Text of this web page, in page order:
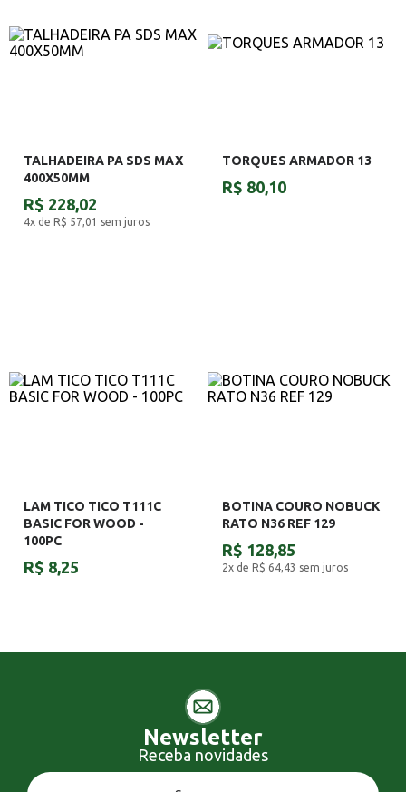
TALHADEIRA PA SDS MAX
400X50MM
R$ 228,02
4x de R$ 57,01 sem juros
TORQUES ARMADOR 13
R$ 80,10
LAM TICO TICO T111C
BASIC FOR WOOD -
100PC
R$ 8,25
BOTINA COURO NOBUCK
RATO N36 REF 129
R$ 128,85
2x de R$ 64,43 sem juros
Newsletter
Receba novidades